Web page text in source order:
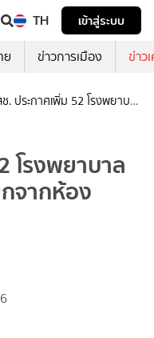
TH
เข้าสู่ระบบ
ย ข่าวการเมือง ข่าว
. ประกาศเพิ่ม 52 โรงพยาบาล
โรงพยาบาล
จากห้อง